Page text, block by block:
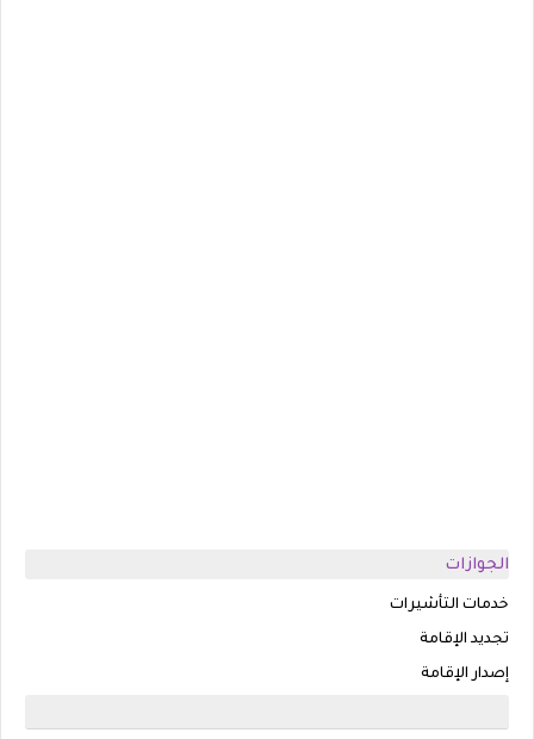
الجوازات
خدمات التأشيرات
تجديد الإقامة
إصدار الإقامة